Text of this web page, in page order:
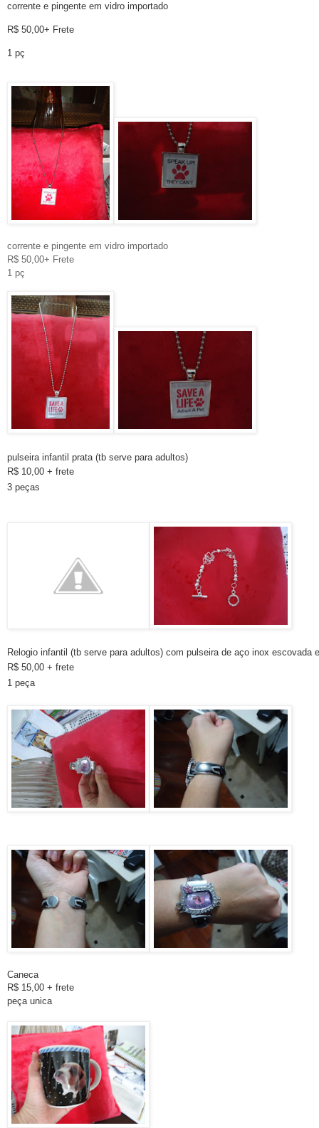
corrente e pingente em vidro importado
R$ 50,00+ Frete
1 pç
corrente e pingente em vidro importado
R$ 50,00+ Frete
1 pç
pulseira infantil prata (tb serve para adultos)
R$ 10,00 + frete
3 peças
Relogio infantil (tb serve para adultos) com pulseira de aço inox escovada
R$ 50,00 + frete
1 peça
Caneca
R$ 15,00 + frete
peça unica